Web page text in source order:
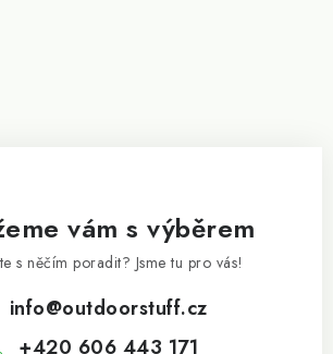
vám s výběrem
s něčím poradit? Jsme tu pro vás!
info@outdoorstuff.cz
+420 606 443 171